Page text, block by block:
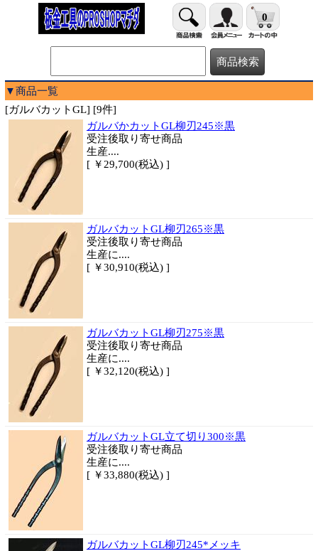
0
▼商品一覧
[ガルバカットGL] [9件]
ガルバかカットGL柳刃245※黒
受注後取り寄せ商品
生産....
[ ￥29,700(税込) ]
ガルバカットGL柳刃265※黒
受注後取り寄せ商品
生産に....
[ ￥30,910(税込) ]
ガルバカットGL柳刃275※黒
受注後取り寄せ商品
生産に....
[ ￥32,120(税込) ]
ガルバカットGL立て切り300※黒
受注後取り寄せ商品
生産に....
[ ￥33,880(税込) ]
ガルバカットGL柳刃245*メッキ